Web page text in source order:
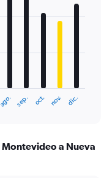
ago. sep. oct. nov. dic.
a Nueva